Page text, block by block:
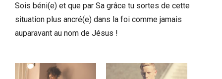
Sois béni(e) et que par Sa grâce tu sortes de cette
situation plus ancré(e) dans la foi comme jamais
auparavant au nom de Jésus !